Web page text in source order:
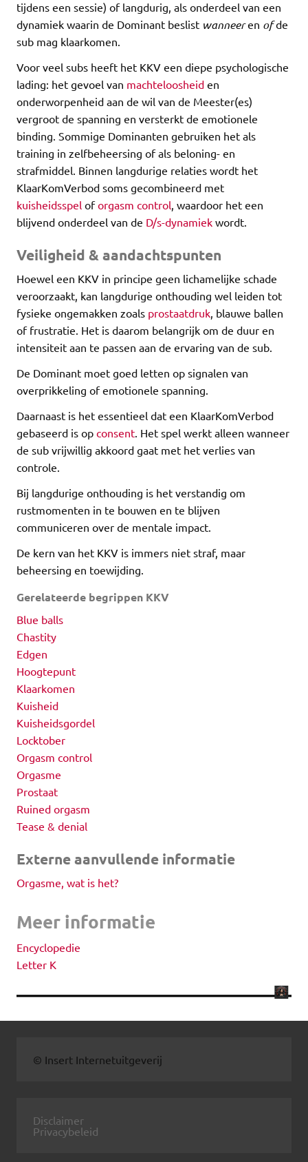
tijdens een sessie) of langdurig, als onderdeel van een
dynamiek waarin de Dominant beslist wanneeren ofde
sub mag klaarkomen.
Voor veel subs heeft het KKV een diepe psychologische
lading: het gevoel van machteloosheid en
onderworpenheid aan de wil van de Meester(es)
vergroot de spanning en versterkt de emotionele
binding. Sommige Dominanten gebruiken het als
training in zelfbeheersing of als beloning- en
strafmiddel. Binnen langdurige relaties wordt het
KlaarKomVerbod soms gecombineerd met
kuisheidsspel oforgasm control , waardoor het een
blijvend onderdeel van de D/s-dynamiek wordt.
Veiligheid & aandachtspunten
Hoewel een KKV in principe geen lichamelijke schade
veroorzaakt, kan langdurige onthouding wel leiden tot
fysieke ongemakken zoals prostaatdruk , blauwe ballen
of frustratie. Het is daarom belangrijk om de duur en
intensiteit aan te passen aan de ervaring van de sub.
De Dominant moet goed letten op signalen van
overprikkeling of emotionele spanning.
Daarnaast is het essentieel dat een KlaarKomVerbod
gebaseerd is op consent . Het spel werkt alleen wanneer
de sub vrijwillig akkoord gaat met het verlies van
controle.
Bij langdurige onthouding is het verstandig om
rustmomenten in te bouwen en te blijven
communiceren over de mentale impact.
De kern van het KKV is immers niet straf, maar
beheersing en toewijding.
Gerelateerde begrippen KKV
Blue balls
Chastity
Edgen
Hoogtepunt
Klaarkomen
Kuisheid
Kuisheidsgordel
Locktober
Orgasm control
Orgasme
Prostaat
Ruined orgasm
Tease & denial
Externe aanvullende informatie
Orgasme, wat is het?
Meer informatie
Encyclopedie
Letter K
© Insert Internetuitgeverij
Disclaimer
Privacybeleid